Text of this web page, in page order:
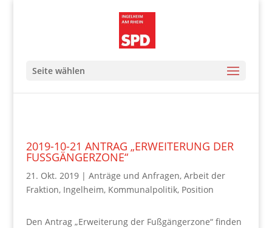
Seite wählen
2019-10-21 ANTRAG „ERWEITERUNG DER
FUSSGÄNGERZONE“
21. Okt. 2019| Anträge und Anfragen, Arbeit der
Fraktion, Ingelheim, Kommunalpolitik, Position
Den Antrag „Erweiterung der Fußgängerzone“ finden